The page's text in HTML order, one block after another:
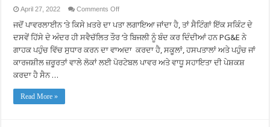
April 27, 2022 Comments Offon
ਨੇ
ਪਾਇਲਟ
ਜੰਗਲ
ਦੀ
ਜਦੋਂ ਪਾਵਰਲਾਈਨ ‘ਤੇ ਕਿਸੇ ਖ਼ਤਰੇ ਦਾ ਪਤਾ ਲਗਾਇਆ ਜਾਂਦਾ ਹੈ, ਤਾਂ ਸੈਟਿੰਗਾਂ ਇੱਕ ਸਕਿੰਟ ਦੇ
ਦਸਵੇਂ ਹਿੱਸੇ ਦੇ ਅੰਦਰ ਹੀ ਸਵੈਚੱਲਿਤ ਤੌਰ ‘ਤੇ ਬਿਜਲੀ ਨੂੰ ਬੰਦ ਕਰ ਦਿੰਦੀਆਂ ਹਨ PG&E ਨੇ
ਗਾਹਕ ਪਹੁੰਚ ਵਿੱਚ ਸੁਧਾਰ ਕਰਨ ਦਾ ਵਾਅਦਾ ਕਰਦਾ ਹੈ, ਸਕੂਲਾਂ, ਹਸਪਤਾਲਾਂ ਅਤੇ ਪਹੁੰਚ ਜਾਂ
ਕਾਰਜਸ਼ੀਲ ਜ਼ਰੂਰਤਾਂ ਵਾਲੇ ਲੋਕਾਂ ਲਈ ਪੋਰਟੇਬਲ ਪਾਵਰ ਅਤੇ ਵਾਧੂ ਸਹਾਇਤਾ ਦੀ ਪੇਸ਼ਕਸ਼
ਕਰਦਾ ਹੈ ਸੈਨ …
Read More »